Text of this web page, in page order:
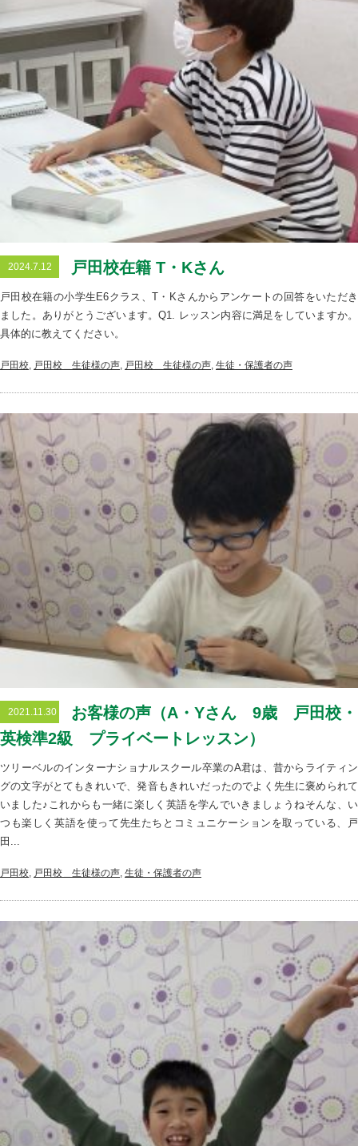
2024.7.12 戸田校在籍 T・Kさん
戸田校在籍の小学生E6クラス、T・Kさんからアンケートの回答をいただき
ました。ありがとうございます。Q1. レッスン内容に満足をしていますか。
具体的に教えてください。
戸田校 戸田校＿生徒様の声 戸田校＿生徒様の声 生徒・保護者の声
2021.11.30
お客様の声（A・Yさん 9歳 戸田校・
英検準2級 プライベートレッスン）
ツリーベルのインターナショナルスクール卒業のA君は、昔からライティン
グの文字がとてもきれいで、発音もきれいだったのでよく先生に褒められて
いました♪これからも一緒に楽しく英語を学んでいきましょうねそんな、い
つも楽しく英語を使って先生たちとコミュニケーションを取っている、戸
田...
戸田校 戸田校＿生徒様の声 生徒・保護者の声